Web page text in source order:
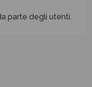
parte degli utenti.